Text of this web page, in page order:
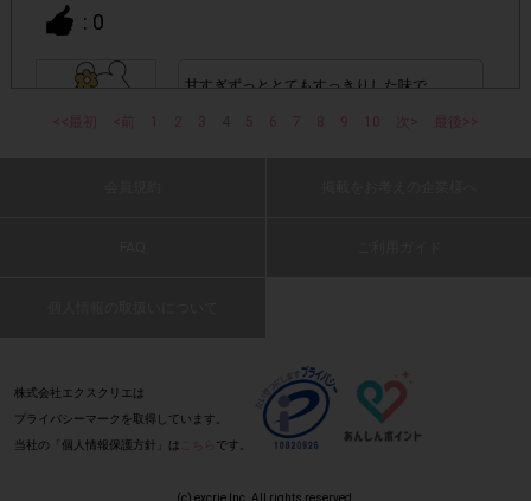
・悪質な投稿があった場合、
だくこともあります。
て、機種によってはアンケートに回答できない場合がござい
・購入できなかった/指定本数を購入できなかった場合
: 0
甘すぎずっととてもすっきりした味で
: 0
酔っぱらえます!
<<最初 <前 1 2 3 5 6 7 8 9 10 次> 最後>>
株式会社エクスクリエは
プライバシーマークを取得しています。
当社の「個人情報保護方針」は
です。
(c) excrie Inc. All rights reserved.